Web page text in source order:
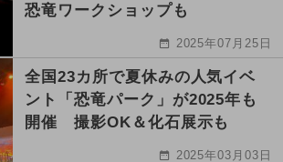
恐竜ワークショップも
2025年07月25日
全国23カ所で夏休みの人気イベ
ント「恐竜パーク」が2025年も
開催 撮影OK＆化石展示も
2025年03月03日